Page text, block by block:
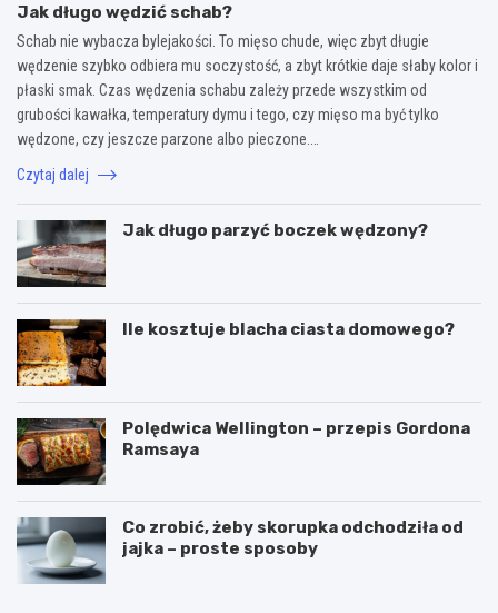
Jak długo wędzić schab?
Schab nie wybacza bylejakości. To mięso chude, więc zbyt długie
wędzenie szybko odbiera mu soczystość, a zbyt krótkie daje słaby kolor i
płaski smak. Czas wędzenia schabu zależy przede wszystkim od
grubości kawałka, temperatury dymu i tego, czy mięso ma być tylko
wędzone, czy jeszcze parzone albo pieczone.…
Czytaj dalej
Jak długo parzyć boczek wędzony?
Ile kosztuje blacha ciasta domowego?
Polędwica Wellington – przepis Gordona
Ramsaya
Co zrobić, żeby skorupka odchodziła od
jajka – proste sposoby
C
P